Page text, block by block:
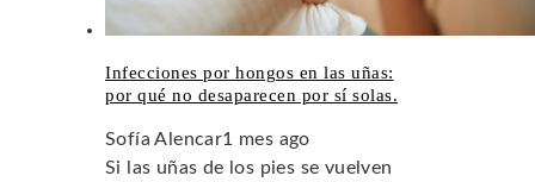
Infecciones por hongos en las uñas:
por qué no desaparecen por sí solas.
Sofía Alencar1 mes ago
Si las uñas de los pies se vuelven